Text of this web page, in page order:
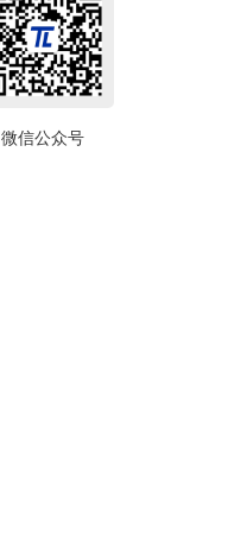
微信公众号